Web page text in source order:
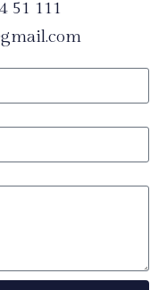
51 111